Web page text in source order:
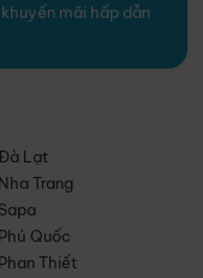
mãi hấp dẫn
Lạt
Trang
Quốc
Thiết